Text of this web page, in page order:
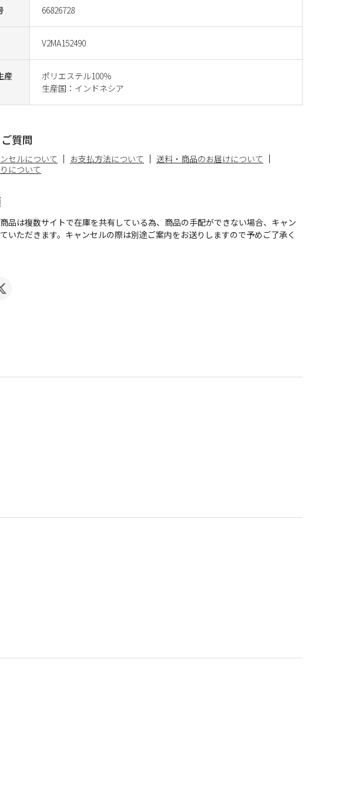
66826728
V2MA152490
産
ポリエステル100％
生産国：インドネシア
質問
セルについて お支払方法について
送料・商品のお届けについて
について
品は複数サイトで在庫を共有している為、商品の手配ができない場合、キャン
いただきます。キャンセルの際は別途ご案内をお送りしますので予めご了承く